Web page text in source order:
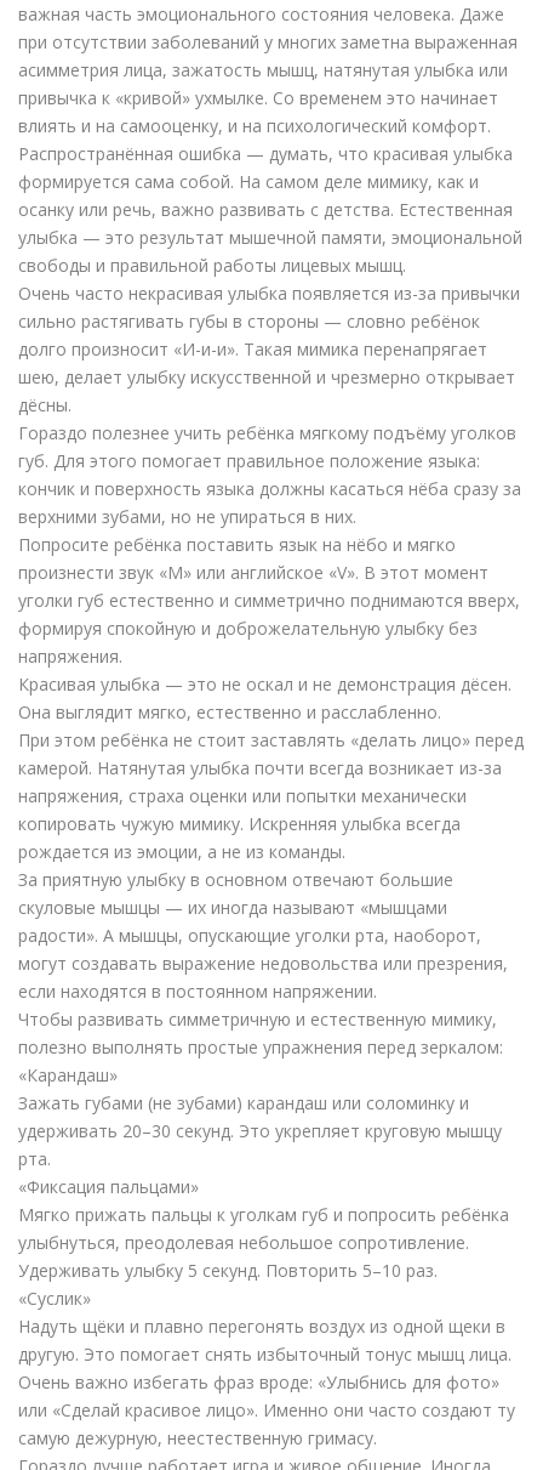
важная часть эмоционального состояния человека. Даже
при отсутствии заболеваний у многих заметна выраженная
асимметрия лица, зажатость мышц, натянутая улыбка или
привычка к «кривой» ухмылке. Со временем это начинает
влиять и на самооценку, и на психологический комфорт.
Распространённая ошибка — думать, что красивая улыбка
формируется сама собой. На самом деле мимику, как и
осанку или речь, важно развивать с детства. Естественная
улыбка — это результат мышечной памяти, эмоциональной
свободы и правильной работы лицевых мышц.
Очень часто некрасивая улыбка появляется из-за привычки
сильно растягивать губы в стороны — словно ребёнок
долго произносит «И-и-и». Такая мимика перенапрягает
шею, делает улыбку искусственной и чрезмерно открывает
дёсны.
Гораздо полезнее учить ребёнка мягкому подъёму уголков
губ. Для этого помогает правильное положение языка:
кончик и поверхность языка должны касаться нёба сразу за
верхними зубами, но не упираться в них.
Попросите ребёнка поставить язык на нёбо и мягко
произнести звук «М» или английское «V». В этот момент
уголки губ естественно и симметрично поднимаются вверх,
формируя спокойную и доброжелательную улыбку без
напряжения.
Красивая улыбка — это не оскал и не демонстрация дёсен.
Она выглядит мягко, естественно и расслабленно.
При этом ребёнка не стоит заставлять «делать лицо» перед
камерой. Натянутая улыбка почти всегда возникает из-за
напряжения, страха оценки или попытки механически
копировать чужую мимику. Искренняя улыбка всегда
рождается из эмоции, а не из команды.
За приятную улыбку в основном отвечают большие
скуловые мышцы — их иногда называют «мышцами
радости». А мышцы, опускающие уголки рта, наоборот,
могут создавать выражение недовольства или презрения,
если находятся в постоянном напряжении.
Чтобы развивать симметричную и естественную мимику,
полезно выполнять простые упражнения перед зеркалом:
«Карандаш»
Зажать губами (не зубами) карандаш или соломинку и
удерживать 20–30 секунд. Это укрепляет круговую мышцу
рта.
«Фиксация пальцами»
Мягко прижать пальцы к уголкам губ и попросить ребёнка
улыбнуться, преодолевая небольшое сопротивление.
Удерживать улыбку 5 секунд. Повторить 5–10 раз.
«Суслик»
Надуть щёки и плавно перегонять воздух из одной щеки в
другую. Это помогает снять избыточный тонус мышц лица.
Очень важно избегать фраз вроде: «Улыбнись для фото»
или «Сделай красивое лицо». Именно они часто создают ту
самую дежурную, неестественную гримасу.
Гораздо лучше работает игра и живое общение. Иногда